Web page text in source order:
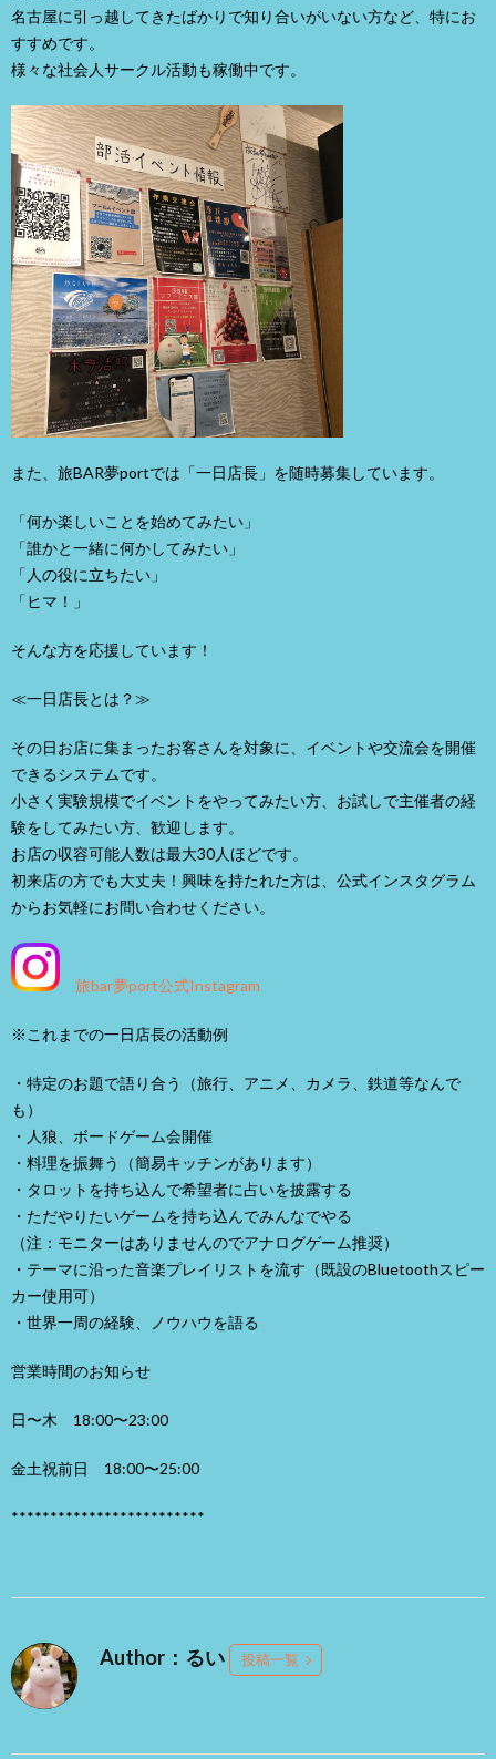
名古屋に引っ越してきたばかりで知り合いがいない方など、特にお
すすめです。
様々な社会人サークル活動も稼働中です。
また、旅BAR夢portでは「一日店長」を随時募集しています。
「何か楽しいことを始めてみたい」
「誰かと一緒に何かしてみたい」
「人の役に立ちたい」
「ヒマ！」
そんな方を応援しています！
≪一日店長とは？≫
その日お店に集まったお客さんを対象に、イベントや交流会を開催
できるシステムです。
小さく実験規模でイベントをやってみたい方、お試しで主催者の経
験をしてみたい方、歓迎します。
お店の収容可能人数は最大30人ほどです。
初来店の方でも大丈夫！興味を持たれた方は、公式インスタグラム
からお気軽にお問い合わせください。
旅bar夢port公式Instagram
※これまでの一日店長の活動例
・特定のお題で語り合う（旅行、アニメ、カメラ、鉄道等なんで
も）
・人狼、ボードゲーム会開催
・料理を振舞う（簡易キッチンがあります）
・タロットを持ち込んで希望者に占いを披露する
・ただやりたいゲームを持ち込んでみんなでやる
（注：モニターはありませんのでアナログゲーム推奨）
・テーマに沿った音楽プレイリストを流す（既設のBluetoothスピー
カー使用可）
・世界一周の経験、ノウハウを語る
営業時間のお知らせ
日〜木 18:00〜23:00
金土祝前日 18:00〜25:00
*************************
Author：るい 投稿一覧